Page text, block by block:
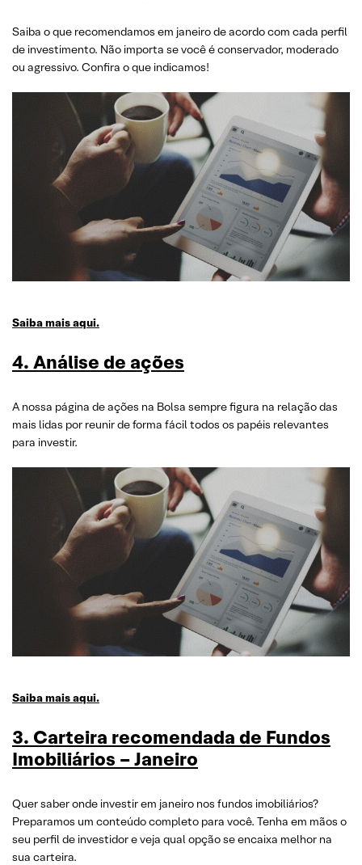
Saiba o que recomendamos em janeiro de acordo com cada perfil
de investimento. Não importa se você é conservador, moderado
ou agressivo. Confira o que indicamos!
Saiba mais aqui.
4. Análise de ações
A nossa página de ações na Bolsa sempre figura na relação das
mais lidas por reunir de forma fácil todos os papéis relevantes
para investir.
Saiba mais aqui.
3. Carteira recomendada de Fundos
Imobiliários – Janeiro
Quer saber onde investir em janeiro nos fundos imobiliários?
Preparamos um conteúdo completo para você. Tenha em mãos o
seu perfil de investidor e veja qual opção se encaixa melhor na
sua carteira.